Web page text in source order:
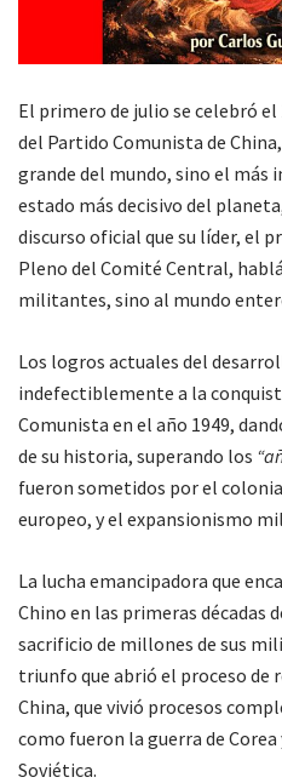
El primero de julio se celebró
del Partido Comunista de
grande del mundo, sino el más
estado más decisivo del
discurso oficial que su líder, el
Pleno del Comité Central,
militantes, sino al mundo
Los logros actuales del
indefectiblemente a la
Comunista en el año 1949,
de su historia, superando los
fueron sometidos por el
europeo, y el expansionismo
La lucha emancipadora que
Chino en las primeras décadas
sacrificio de millones de sus
triunfo que abrió el proceso de
China, que vivió procesos
como fueron la guerra de
Soviética.